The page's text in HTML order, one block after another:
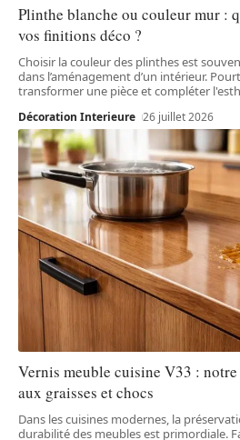
Plinthe blanche ou couleur mur :
vos finitions déco ?
Choisir la couleur des plinthes est
dans l’aménagement d’un intérieur.
transformer une pièce et compléter
Décoration Interieure 26 juillet 2026
Vernis meuble cuisine V33 :
aux graisses et chocs
Dans les cuisines modernes, la
durabilité des meubles est primordiale.